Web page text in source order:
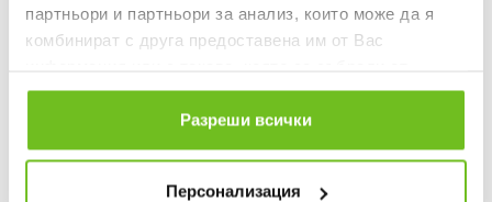
партньори и партньори за анализ, които може да я
комбинират с друга предоставена им от Вас
ползването от Ваша страна на услугите им.
Разреши всички
Персонализация